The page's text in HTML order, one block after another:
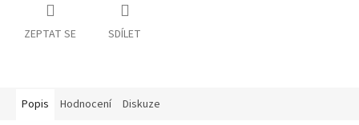
ZEPTAT SE SDÍLET
Popis Hodnocení Diskuze